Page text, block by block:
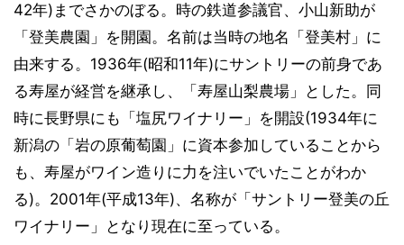
42年)までさかのぼる。時の鉄道参議官、小山新助が
「登美農園」を開園。名前は当時の地名「登美村」に
由来する。1936年(昭和11年)にサントリーの前身であ
る寿屋が経営を継承し、「寿屋山梨農場」とした。同
時に長野県にも「塩尻ワイナリー」を開設(1934年に
新潟の「岩の原葡萄園」に資本参加していることから
も、寿屋がワイン造りに力を注いでいたことがわか
る)。2001年(平成13年)、名称が「サントリー登美の丘
ワイナリー」となり現在に至っている。